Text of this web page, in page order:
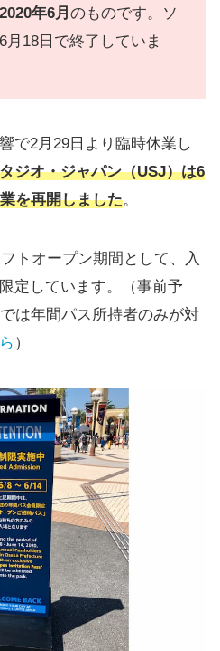
2020年6月 のものです。ソ
月18日で終了していま
で2月29日より臨時休業し
ジオ・ジャパン（USJ）は6
を再開しました。
トオープン期間として、入
定しています。（事前予
は年間パス所持者のみが対
）